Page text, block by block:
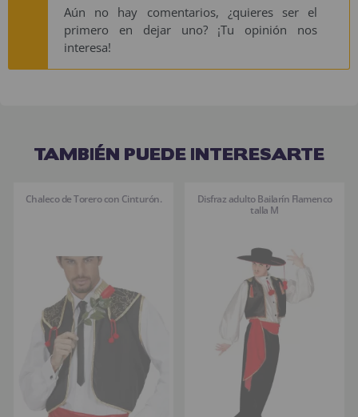
Aún no hay comentarios, ¿quieres ser el
primero en dejar uno? ¡Tu opinión nos
interesa!
TAMBIÉN PUEDE INTERESARTE
Chaleco de Torero con Cinturón.
Disfraz adulto Bailarín Flamenco
talla M